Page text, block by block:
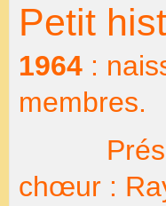
Petit
1964 :
membres.
chœur :